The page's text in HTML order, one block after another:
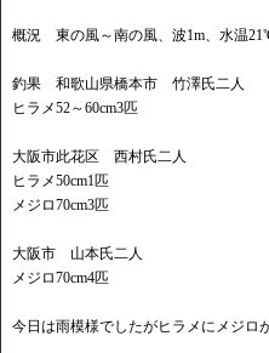
概況 東の風～南の風、波1m、水温
釣果 和歌山県橋本市 竹澤氏二人
ヒラメ52～60cm3匹
大阪市此花区 西村氏二人
ヒラメ50cm1匹
メジロ70cm3匹
大阪市 山本氏二人
メジロ70cm4匹
今日は雨模様でしたがヒラメにメジロ